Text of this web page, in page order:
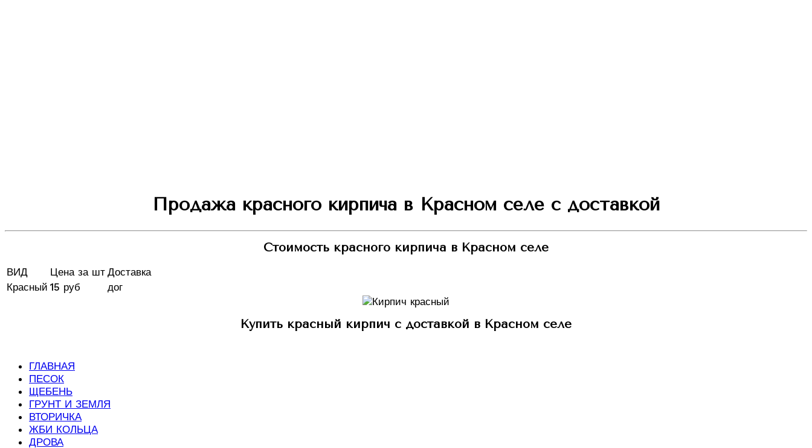
Продажа красного кирпича в Красном селе с доставкой
Стоимость красного кирпича в Красном селе
ВИД Цена за шт Доставка
Красный 15 руб дог
Купить красный кирпич с доставкой в Красном селе
ГЛАВНАЯ
ПЕСОК
ЩЕБЕНЬ
ГРУНТ И ЗЕМЛЯ
ВТОРИЧКА
ЖБИ КОЛЬЦА
ДРОВА